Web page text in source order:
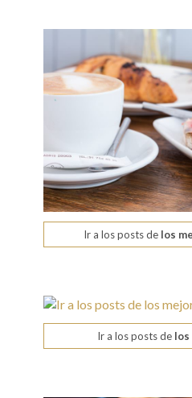
Ir a los posts delos
Ir a los posts delos